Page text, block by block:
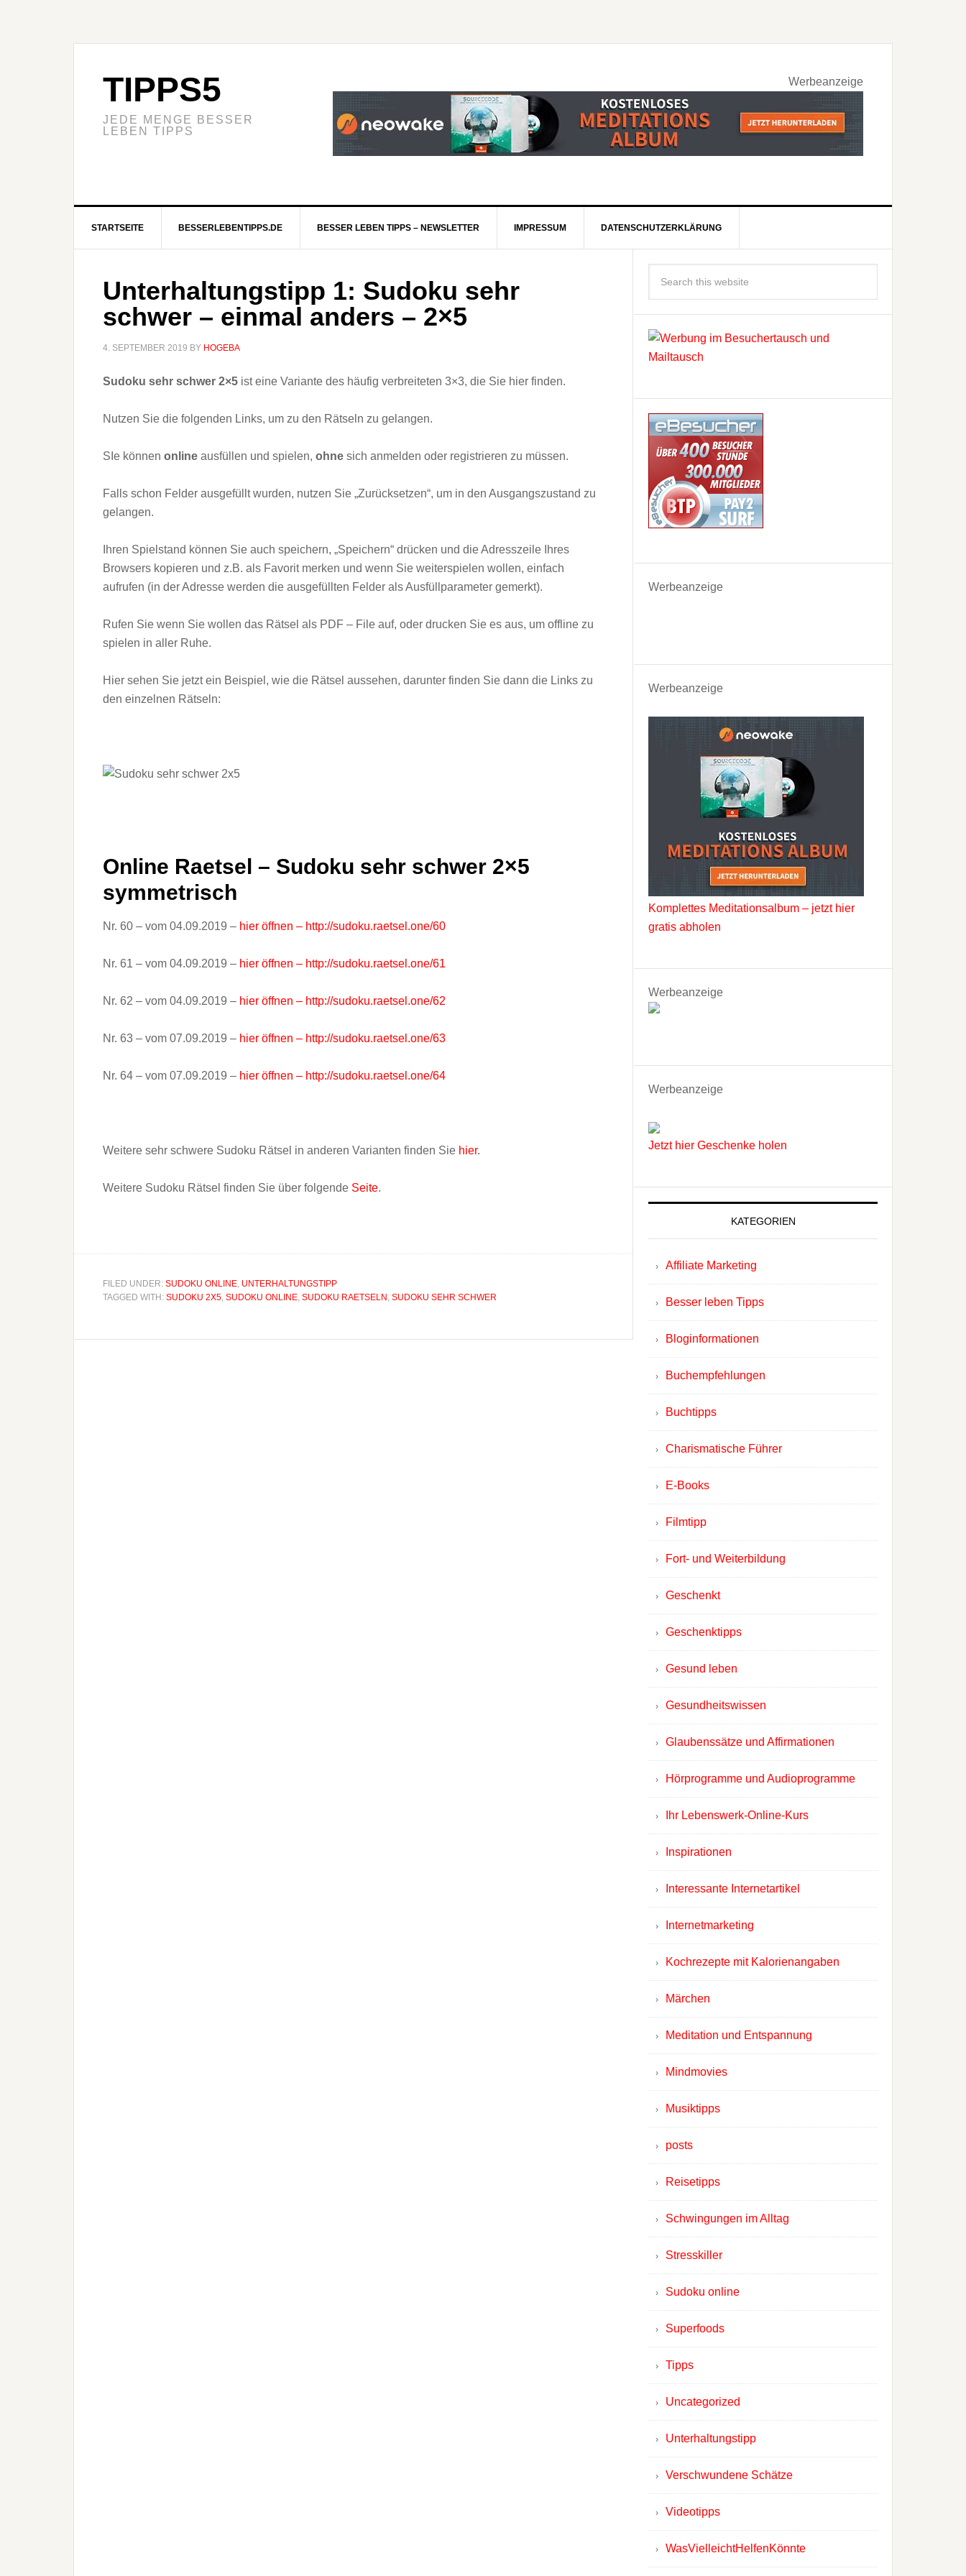
TIPPS5
JEDE MENGE BESSER
LEBEN TIPPS
Werbeanzeige
STARTSEITE BESSERLEBENTIPPS.DE BESSER LEBEN TIPPS – NEWSLETTER IMPRESSUM DATENSCHUTZERKLÄRUNG
Unterhaltungstipp 1: Sudoku sehr
schwer – einmal anders – 2×5
4. SEPTEMBER 2019 BY HOGEBA
Sudoku sehr schwer 2×5 ist eine Variante des häufig verbreiteten 3×3, die Sie hier finden.
Nutzen Sie die folgenden Links, um zu den Rätseln zu gelangen.
SIe können online ausfüllen und spielen, ohne sich anmelden oder registrieren zu müssen.
Falls schon Felder ausgefüllt wurden, nutzen Sie „Zurücksetzen“, um in den Ausgangszustand zu
gelangen.
Ihren Spielstand können Sie auch speichern, „Speichern“ drücken und die Adresszeile Ihres
Browsers kopieren und z.B. als Favorit merken und wenn Sie weiterspielen wollen, einfach
aufrufen (in der Adresse werden die ausgefüllten Felder als Ausfüllparameter gemerkt).
Rufen Sie wenn Sie wollen das Rätsel als PDF – File auf, oder drucken Sie es aus, um offline zu
spielen in aller Ruhe.
Hier sehen Sie jetzt ein Beispiel, wie die Rätsel aussehen, darunter finden Sie dann die Links zu
den einzelnen Rätseln:
Online Raetsel – Sudoku sehr schwer 2×5
symmetrisch
Nr. 60 – vom 04.09.2019 – hier öffnen – http://sudoku.raetsel.one/60
Nr. 61 – vom 04.09.2019 – hier öffnen – http://sudoku.raetsel.one/61
Nr. 62 – vom 04.09.2019 – hier öffnen – http://sudoku.raetsel.one/62
Nr. 63 – vom 07.09.2019 – hier öffnen – http://sudoku.raetsel.one/63
Nr. 64 – vom 07.09.2019 – hier öffnen – http://sudoku.raetsel.one/64
Weitere sehr schwere Sudoku Rätsel in anderen Varianten finden Sie hier.
Weitere Sudoku Rätsel finden Sie über folgende Seite.
FILED UNDER: SUDOKU ONLINE, UNTERHALTUNGSTIPP
TAGGED WITH: SUDOKU 2X5, SUDOKU ONLINE, SUDOKU RAETSELN , SUDOKU SEHR SCHWER
Werbeanzeige
Werbeanzeige
Komplettes Meditationsalbum – jetzt hier
gratis abholen
Werbeanzeige
Werbeanzeige
Jetzt hier Geschenke holen
KATEGORIEN
Affiliate Marketing
Besser leben Tipps
Bloginformationen
Buchempfehlungen
Buchtipps
Charismatische Führer
E-Books
Filmtipp
Fort- und Weiterbildung
Geschenkt
Geschenktipps
Gesund leben
Gesundheitswissen
Glaubenssätze und Affirmationen
Hörprogramme und Audioprogramme
Ihr Lebenswerk-Online-Kurs
Inspirationen
Interessante Internetartikel
Internetmarketing
Kochrezepte mit Kalorienangaben
Märchen
Meditation und Entspannung
Mindmovies
Musiktipps
posts
Reisetipps
Schwingungen im Alltag
Stresskiller
Sudoku online
Superfoods
Tipps
Uncategorized
Unterhaltungstipp
Verschwundene Schätze
Videotipps
WasVielleichtHelfenKönnte